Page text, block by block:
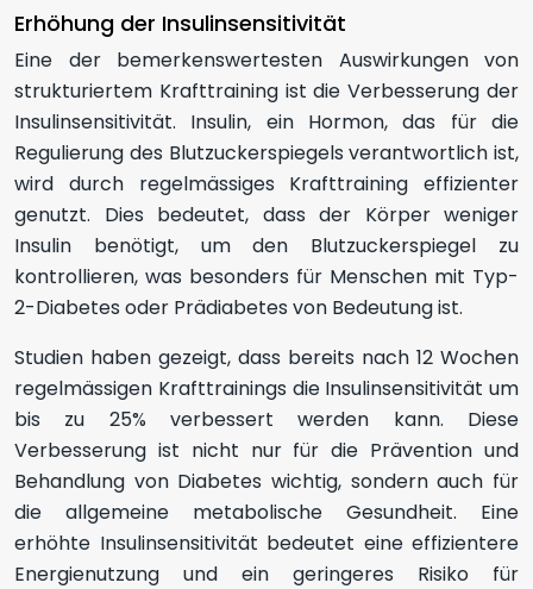
Erhöhung der Insulinsensitivität
Eine der bemerkenswertesten Auswirkungen von
strukturiertem Krafttraining ist die Verbesserung der
Insulinsensitivität. Insulin, ein Hormon, das für die
Regulierung des Blutzuckerspiegels verantwortlich ist,
wird durch regelmässiges Krafttraining effizienter
genutzt. Dies bedeutet, dass der Körper weniger
Insulin benötigt, um den Blutzuckerspiegel zu
kontrollieren, was besonders für Menschen mit Typ-
2-Diabetes oder Prädiabetes von Bedeutung ist.
Studien haben gezeigt, dass bereits nach 12 Wochen
regelmässigen Krafttrainings die Insulinsensitivität um
bis zu 25% verbessert werden kann. Diese
Verbesserung ist nicht nur für die Prävention und
Behandlung von Diabetes wichtig, sondern auch für
die allgemeine metabolische Gesundheit. Eine
erhöhte Insulinsensitivität bedeutet eine effizientere
Energienutzung und ein geringeres Risiko für